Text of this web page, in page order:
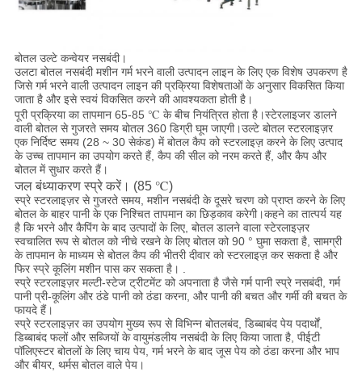
बोतल उल्टे कन्वेयर नसबंदी।
उलटा बोतल नसबंदी मशीन गर्म भरने वाली उत्पादन लाइन के लिए एक विशेष उपकरण है
जिसे गर्म भरने वाली उत्पादन लाइन की प्रक्रिया विशेषताओं के अनुसार विकसित किया
जाता है और इसे स्वयं विकसित करने की आवश्यकता होती है।
पूरी प्रक्रिया का तापमान 65-85 ℃ के बीच नियंत्रित होता है।स्टेरलाइजर डालने
वाली बोतल से गुजरते समय बोतल 360 डिग्री घूम जाएगी।उल्टे बोतल स्टरलाइज़र
एक निर्दिष्ट समय (28 ~ 30 सेकंड) में बोतल कैप को स्टरलाइज़ करने के लिए उत्पाद
के उच्च तापमान का उपयोग करते हैं, कैप की सील को नरम करते हैं, और कैप और
बोतल में सुधार करते हैं।
जल बंध्याकरण स्प्रे करें। (85 ℃)
स्प्रे स्टरलाइज़र से गुजरते समय, मशीन नसबंदी के दूसरे चरण को प्राप्त करने के लिए
बोतल के बाहर पानी के एक निश्चित तापमान का छिड़काव करेगी।कहने का तात्पर्य यह
है कि भरने और कैपिंग के बाद उत्पादों के लिए, बोतल डालने वाला स्टेरलाइज़र
स्वचालित रूप से बोतल को नीचे रखने के लिए बोतल को 90 ° घुमा सकता है, सामग्री
के तापमान के माध्यम से बोतल कैप की भीतरी दीवार को स्टरलाइज़ कर सकता है और
फिर स्प्रे कूलिंग मशीन पास कर सकता है। .
स्प्रे स्टरलाइज़र मल्टी-स्टेज ट्रीटमेंट को अपनाता है जैसे गर्म पानी स्प्रे नसबंदी, गर्म
पानी प्री-कूलिंग और ठंडे पानी को ठंडा करना, और पानी की बचत और गर्मी की बचत के
फायदे हैं।
स्प्रे स्टरलाइज़र का उपयोग मुख्य रूप से विभिन्न बोतलबंद, डिब्बाबंद पेय पदार्थों,
डिब्बाबंद फलों और सब्जियों के वायुमंडलीय नसबंदी के लिए किया जाता है, पीईटी
पॉलिएस्टर बोतलों के लिए चाय पेय, गर्म भरने के बाद जूस पेय को ठंडा करना और भाप
और बीयर, थर्मस बोतल वाले पेय।